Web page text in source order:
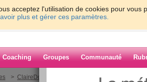
acceptez l'utilisation de cookies pour vous
plus et gérer ces paramètres.
Coaching Groupes Communauté
> ClaireDoray > Et vous, vous comptez vos